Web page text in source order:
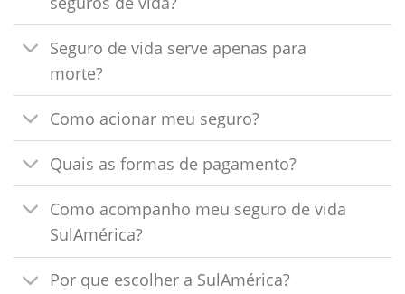
Seguro de vida serve apenas para
morte?
Como acionar meu seguro?
Quais as formas de pagamento?
Como acompanho meu seguro de vida
SulAmérica?
Por que escolher a SulAmérica?